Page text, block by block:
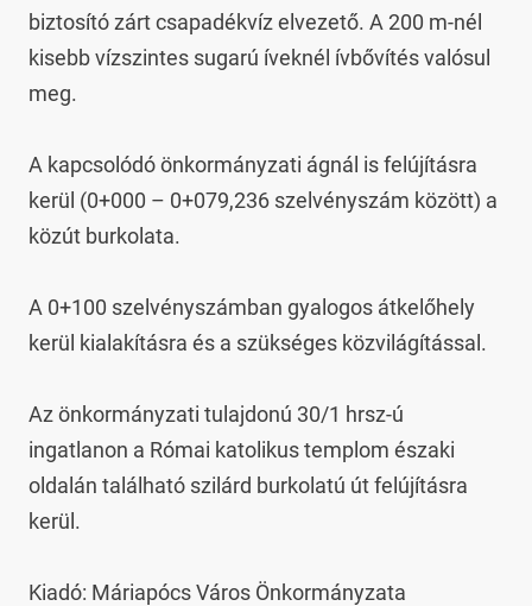
biztosító zárt csapadékvíz elvezető. A 200 m-nél
kisebb vízszintes sugarú íveknél ívbővítés valósul
meg.
A kapcsolódó önkormányzati ágnál is felújításra
kerül (0+000 – 0+079,236 szelvényszám között) a
közút burkolata.
A 0+100 szelvényszámban gyalogos átkelőhely
kerül kialakításra és a szükséges közvilágítással.
Az önkormányzati tulajdonú 30/1 hrsz-ú
ingatlanon a Római katolikus templom északi
oldalán található szilárd burkolatú út felújításra
kerül.
Kiadó: Máriapócs Város Önkormányzata